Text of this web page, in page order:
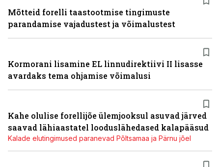
Mõtteid forelli taastootmise tingimuste
parandamise vajadustest ja võimalustest
Kormorani lisamine EL linnudirektiivi II lisasse
avardaks tema ohjamise võimalusi
Kahe olulise forellijõe ülemjooksul asuvad järved
saavad lähiaastatel looduslähedased kalapääsud
Kalade elutingimused paranevad Põltsamaa ja Pärnu jõel